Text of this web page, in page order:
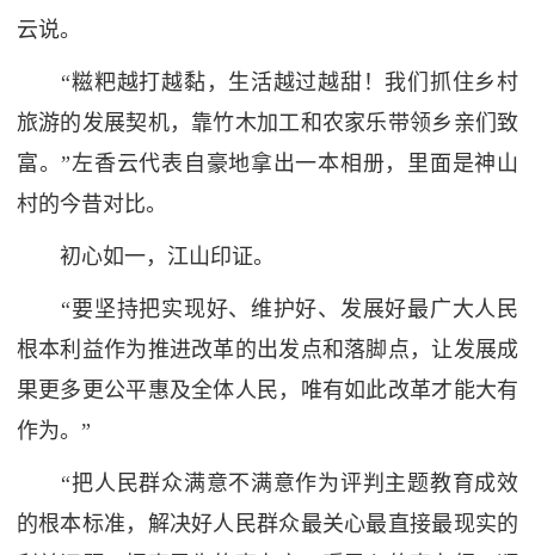
云说。
“糍粑越打越黏，生活越过越甜！我们抓住乡村
旅游的发展契机，靠竹木加工和农家乐带领乡亲们致
富。”左香云代表自豪地拿出一本相册，里面是神山
村的今昔对比。
初心如一，江山印证。
“要坚持把实现好、维护好、发展好最广大人民
根本利益作为推进改革的出发点和落脚点，让发展成
果更多更公平惠及全体人民，唯有如此改革才能大有
作为。”
“把人民群众满意不满意作为评判主题教育成效
的根本标准，解决好人民群众最关心最直接最现实的